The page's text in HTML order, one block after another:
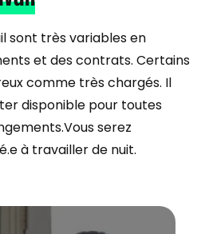
sont très variables en
et des contrats. Certains
comme très chargés. Il
disponible pour toutes
serez
à travailler de nuit.